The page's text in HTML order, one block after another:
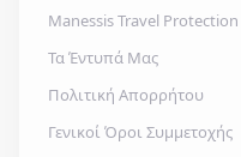
Manessis Travel Protection
Τα Έντυπά Μας
Πολιτική Απορρήτου
Γενικοί Όροι Συμμετοχής